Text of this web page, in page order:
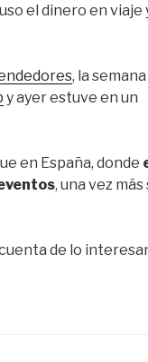
el dinero en viaje
, la semana
y ayer estuve en un
en España, donde
, una vez más
de lo